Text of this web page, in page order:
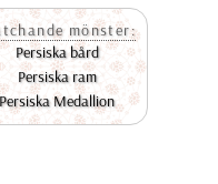
mönster:
Persiska bård
Persiska ram
Persiska Medallion